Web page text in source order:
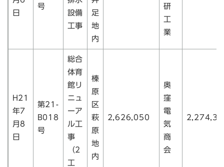
日
号
設備
工事
足
地
内
研
工
業
H21
年7
月8
日
第21-
B018
号
総合
体育
館リ
ニュ
ーア
ル工
事
（2
工
榛
原
区
萩
原
地
内
2,626,050
奥
窪
電
気
商
会